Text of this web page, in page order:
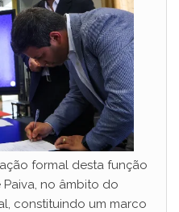
formal desta função
no âmbito do
constituindo um marco